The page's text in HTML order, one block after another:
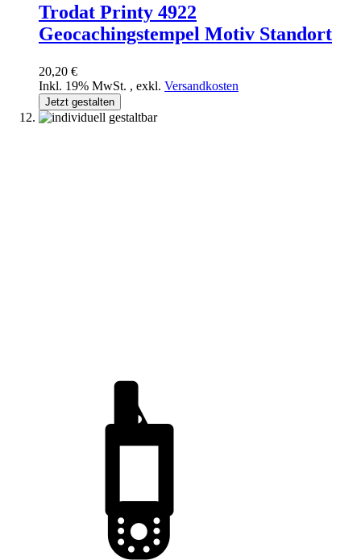
Trodat Printy 4922
Geocachingstempel Motiv Standort
20,20 €
Inkl. 19% MwSt. , exkl. Versandkosten
Jetzt gestalten